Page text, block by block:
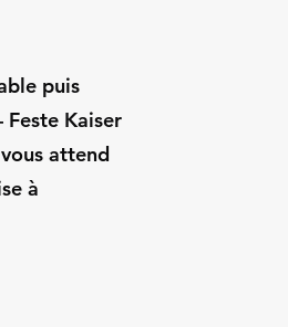
puis
Kaiser
attend
à